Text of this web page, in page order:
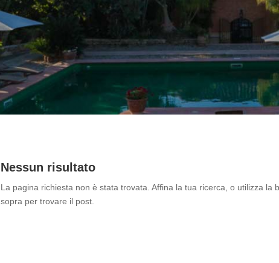
Nessun risultato
La pagina richiesta non è stata trovata. Affina la tua ricerca, o utilizza la
sopra per trovare il post.